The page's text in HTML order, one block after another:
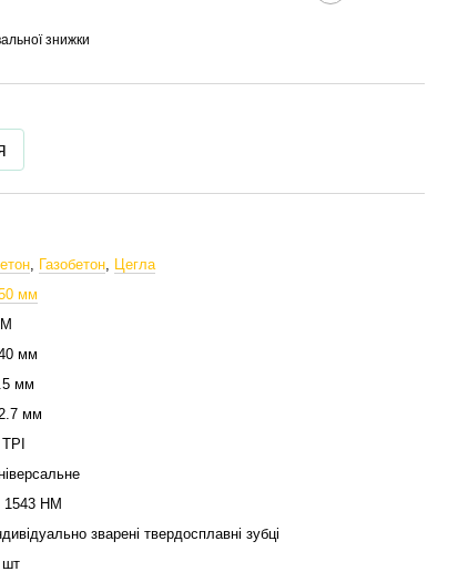
знижки
, Газобетон, Цегла
мм
мм
мм
мм
1543 HM
зварені твердосплавні зубці
шт